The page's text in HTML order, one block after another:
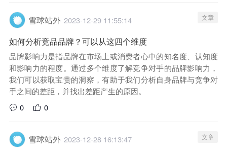
雪球站外 2023-12-29 11:55:14 文章
如何分析竞品品牌？可以从这四个维度
品牌影响力是指品牌在市场上或消费者心中的知名度、认知度
和影响力的程度。通过多个维度了解竞争对手的品牌影响力，
我们可以获取宝贵的洞察，有助于我们分析自身品牌与竞争对
手之间的差距，并找出差距产生的原因。
0
0
雪球站外 2023-12-28 16:13:47 文章